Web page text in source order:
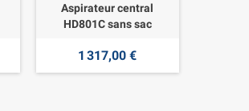
Aspirateur central
HD801C sans sac
1 317,00 €